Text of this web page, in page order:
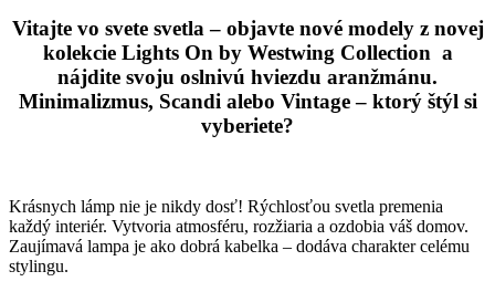
Vitajte vo svete svetla – objavte nové modely z novej
kolekcie Lights On by Westwing Collection a
nájdite svoju oslnivú hviezdu aranžmánu.
Minimalizmus, Scandi alebo Vintage – ktorý štýl si
vyberiete?
Krásnych lámp nie je nikdy dosť! Rýchlosťou svetla premenia
každý interiér. Vytvoria atmosféru, rozžiaria a ozdobia váš domov.
Zaujímavá lampa je ako dobrá kabelka – dodáva charakter celému
stylingu.